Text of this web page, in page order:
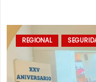
REGIONAL